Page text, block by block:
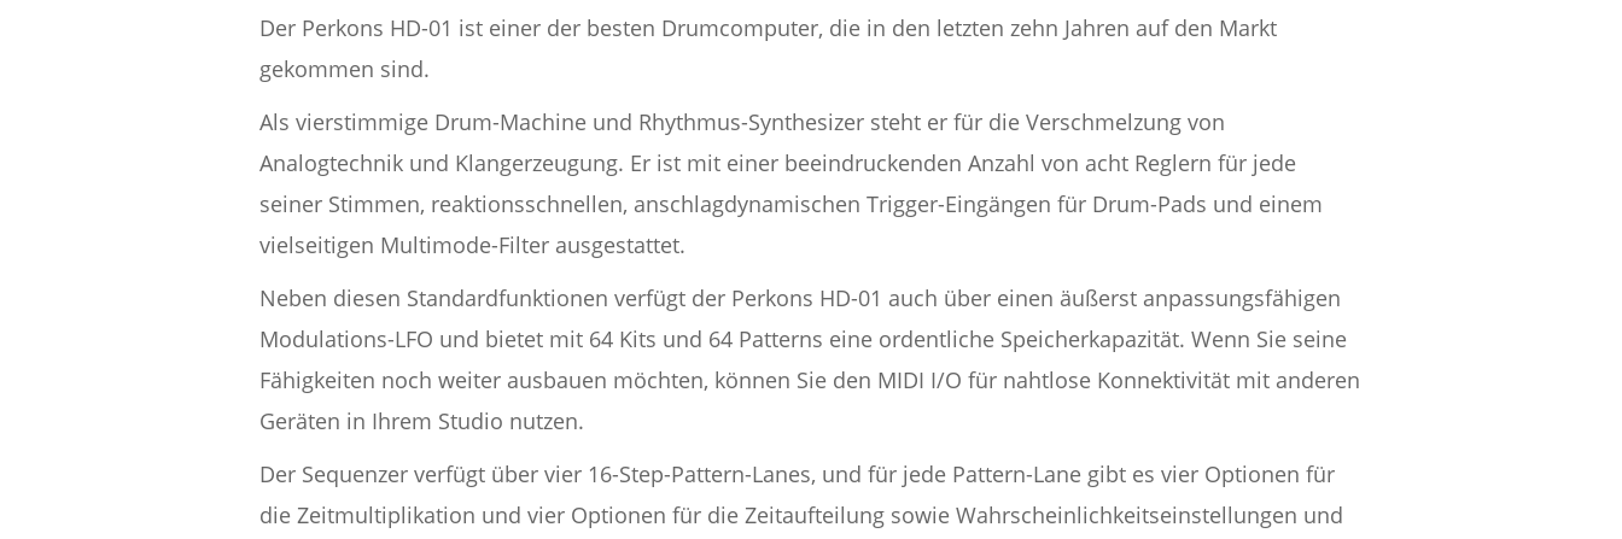
Der Perkons HD-01 ist einer der besten Drumcomputer, die in den letzten zehn Jahren auf den Markt
gekommen sind.
Als vierstimmige Drum-Machine und Rhythmus-Synthesizer steht er für die Verschmelzung von
Analogtechnik und Klangerzeugung. Er ist mit einer beeindruckenden Anzahl von acht Reglern für jede
seiner Stimmen, reaktionsschnellen, anschlagdynamischen Trigger-Eingängen für Drum-Pads und einem
vielseitigen Multimode-Filter ausgestattet.
Neben diesen Standardfunktionen verfügt der Perkons HD-01 auch über einen äußerst anpassungsfähigen
Modulations-LFO und bietet mit 64 Kits und 64 Patterns eine ordentliche Speicherkapazität. Wenn Sie seine
Fähigkeiten noch weiter ausbauen möchten, können Sie den MIDI I/O für nahtlose Konnektivität mit anderen
Geräten in Ihrem Studio nutzen.
Der Sequenzer verfügt über vier 16-Step-Pattern-Lanes, und für jede Pattern-Lane gibt es vier Optionen für
die Zeitmultiplikation und vier Optionen für die Zeitaufteilung sowie Wahrscheinlichkeitseinstellungen und